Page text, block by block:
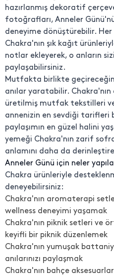
hazırlanmış dekoratif
fotoğrafları, Anneler
deneyime dönüştürebilir.
Chakra'nın şık kağıt
notlar ekleyerek, o anların
paylaşabilirsiniz.
Mutfakta birlikte
anılar yaratabilir.
üretilmiş mutfak tekstilleri
annenizin en sevdiği tarifleri
paylaşımın en güzel halini
yemeği Chakra'nın zarif
anlamını daha da
Anneler Günü için neler
Chakra ürünleriyle
deneyebilirsiniz:
Chakra'nın aromaterapi
wellness deneyimi yaşamak
Chakra'nın piknik setleri ve
keyifli bir piknik düzenlemek
Chakra'nın yumuşak
anılarınızı paylaşmak
Chakra'nın bahçe